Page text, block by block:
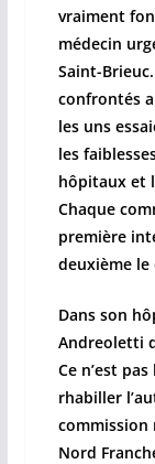
vraiment
médecin
Saint-
confrontés
les uns
les
hôpitaux et
Chaque
première
deuxième le
Dans son
Andreoletti
Ce n’est
rhabiller
commission
Nord